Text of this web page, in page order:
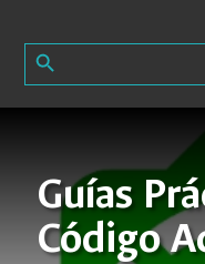
Search Button
Guías
Código